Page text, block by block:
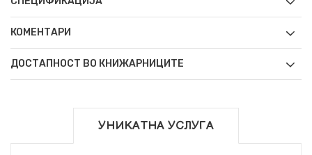
КОМЕНТАРИ
ДОСТАПНОСТ ВО КНИЖАРНИЦИТЕ
УНИКАТНА УСЛУГА